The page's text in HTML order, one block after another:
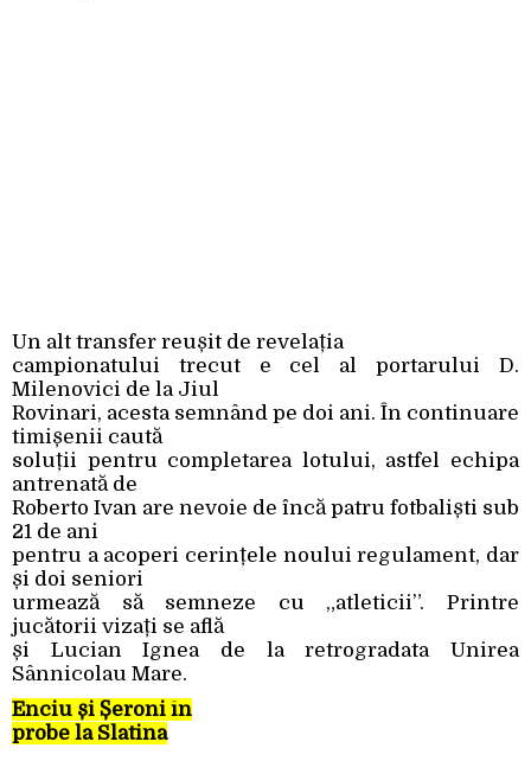
Un alt transfer reușit de revelația
campionatului trecut e cel al portarului D.
Milenovici de la Jiul
Rovinari, acesta semnând pe doi ani. În continuare
timișenii caută
soluții pentru completarea lotului, astfel echipa
antrenată de
Roberto Ivan are nevoie de încă patru fotbaliști sub
21 de ani
pentru a acoperi cerințele noului regulament, dar
și doi seniori
urmează să semneze cu „atleticii”. Printre
jucătorii vizați se află
și Lucian Ignea de la retrogradata Unirea
Sânnicolau Mare.
Enciu și Șeroni în
probe la Slatina